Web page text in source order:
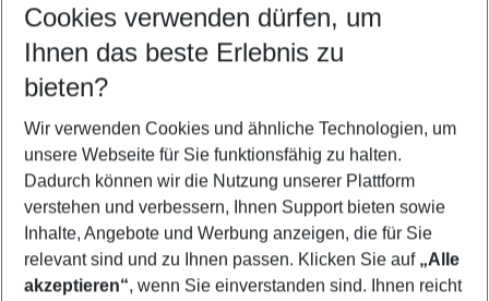
Customize your offer
Find the perfect deal which suits your best
Your departure airport
Any airport
Select your date range
10/08/26–08/08/27 5-8 nights
Who will travel
2 adults No children
Show more filter
Cookies verwenden dürfen, um
Ihnen das beste Erlebnis zu
bieten?
Wir verwenden Cookies und ähnliche Technologien, um
unsere Webseite für Sie funktionsfähig zu halten.
Dadurch können wir die Nutzung unserer Plattform
verstehen und verbessern, Ihnen Support bieten sowie
Inhalte, Angebote und Werbung anzeigen, die für Sie
relevant sind und zu Ihnen passen. Klicken Sie auf „Alle
akzeptieren“, wenn Sie einverstanden sind. Ihnen reicht